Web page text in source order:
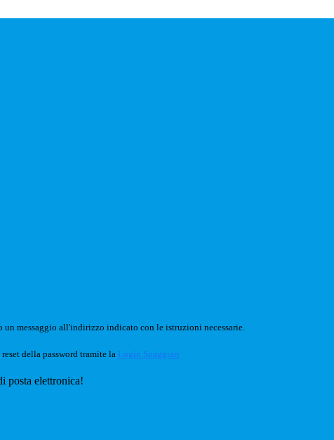
un messaggio all'indirizzo indicato con le istruzioni necessarie.
della password tramite la Login Spaggiari
posta elettronica!